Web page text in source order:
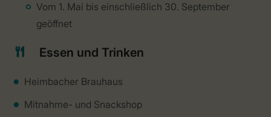
Vom 1. Mai bis einschließlich 30. September
geöffnet
Essen und Trinken
Heimbacher Brauhaus
Mitnahme- und Snackshop